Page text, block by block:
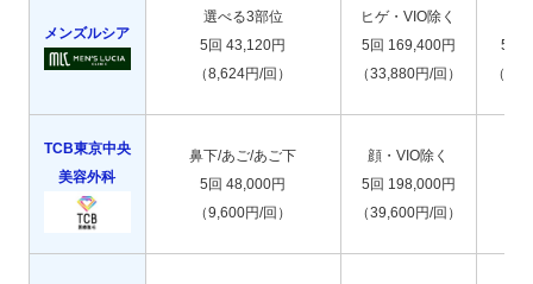
メンズルシア
選べる3部位
5回 43,120円
（8,624円/回）
ヒゲ・VIO除く
5回 169,400円
（33,880円/回）
5回
（
TCB東京中央
美容外科
鼻下/あご/あご下
5回 48,000円
（9,600円/回）
顔・VIO除く
5回 198,000円
（39,600円/回）